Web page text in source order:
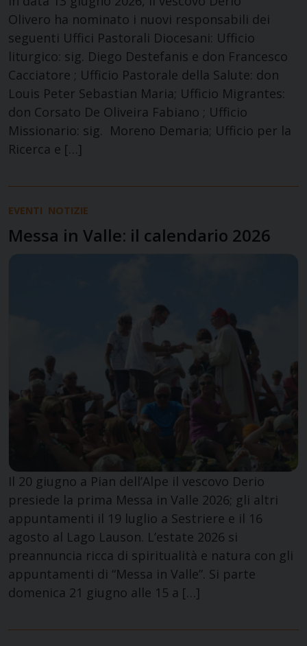
Olivero ha nominato i nuovi responsabili dei
seguenti Uffici Pastorali Diocesani: Ufficio
liturgico: sig. Diego Destefanis e don Francesco
Cacciatore ; Ufficio Pastorale della Salute: don
Louis Peter Sebastian Maria; Ufficio Migrantes:
don Corsato De Oliveira Fabiano ; Ufficio
Missionario: sig. Moreno Demaria; Ufficio per la
Ricerca e […]
EVENTI NOTIZIE
Messa in Valle: il calendario 2026
Il 20 giugno a Pian dell’Alpe il vescovo Derio
presiede la prima Messa in Valle 2026; gli altri
appuntamenti il 19 luglio a Sestriere e il 16
agosto al Lago Lauson. L’estate 2026 si
preannuncia ricca di spiritualità e natura con gli
appuntamenti di “Messa in Valle”. Si parte
domenica 21 giugno alle 15 a […]